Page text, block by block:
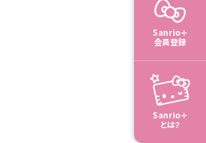
Sanrio＋
会員登録
Sanrio＋
とは？